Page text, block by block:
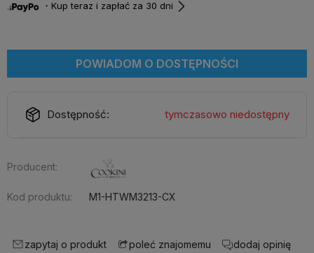
・Kup teraz i zapłać za 30 dni
POWIADOM O DOSTĘPNOŚCI
Dostępność: tymczasowo niedostępny
Producent:
Kod produktu: M1-HTWM3213-CX
zapytaj o produkt poleć znajomemu dodaj opinię